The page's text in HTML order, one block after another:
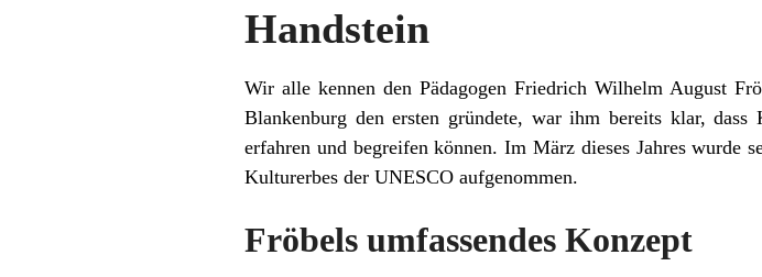
Handstein
Wir alle kennen den Pädagogen Friedrich Wilhelm August
Blankenburg den ersten gründete, war ihm bereits klar,
erfahren und begreifen können. Im März dieses Jahres wurde
Kulturerbes der UNESCO aufgenommen.
Fröbels umfassendes Konzept